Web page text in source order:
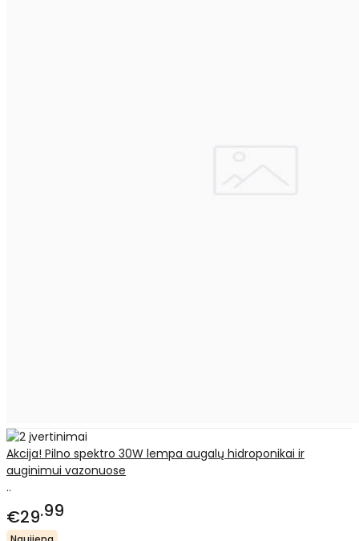
Akcija! Pilno spektro 30W lempa augalų hidroponikai ir
auginimui vazonuose
..
€29 99